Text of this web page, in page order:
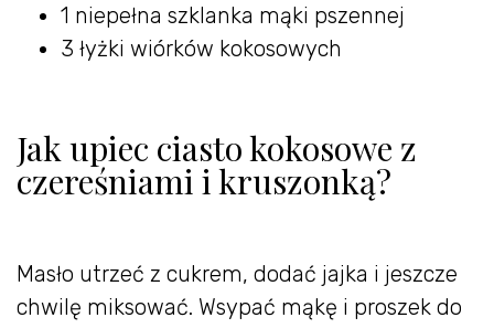
1 niepełna szklanka mąki pszennej
3 łyżki wiórków kokosowych
Jak upiec ciasto kokosowe z
czereśniami i kruszonką?
Masło utrzeć z cukrem, dodać jajka i jeszcze
chwilę miksować. Wsypać mąkę i proszek do